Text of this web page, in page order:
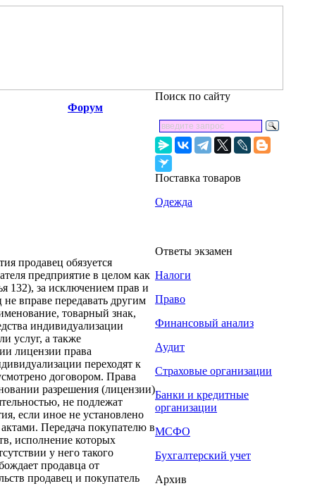
Форум
продавец обязуется
предприятие в целом как
132), за исключением прав и
вправе передавать другим
товарный знак,
индивидуализации
услуг, а также
лицензии права
переходят к
договором. Права
разрешения (лицензии)
не подлежат
если иное не установлено
Передача покупателю в
исполнение которых
у него такого
продавца от
продавец и покупатель
Поиск по сайту
Поставка товаров
Одежда
Ответы экзамен
Налоги
Право
Финансовый анализ
Аудит
Страховые организации
Банки и кредитные
организации
МСФО
Бухгалтерский учет
Архив